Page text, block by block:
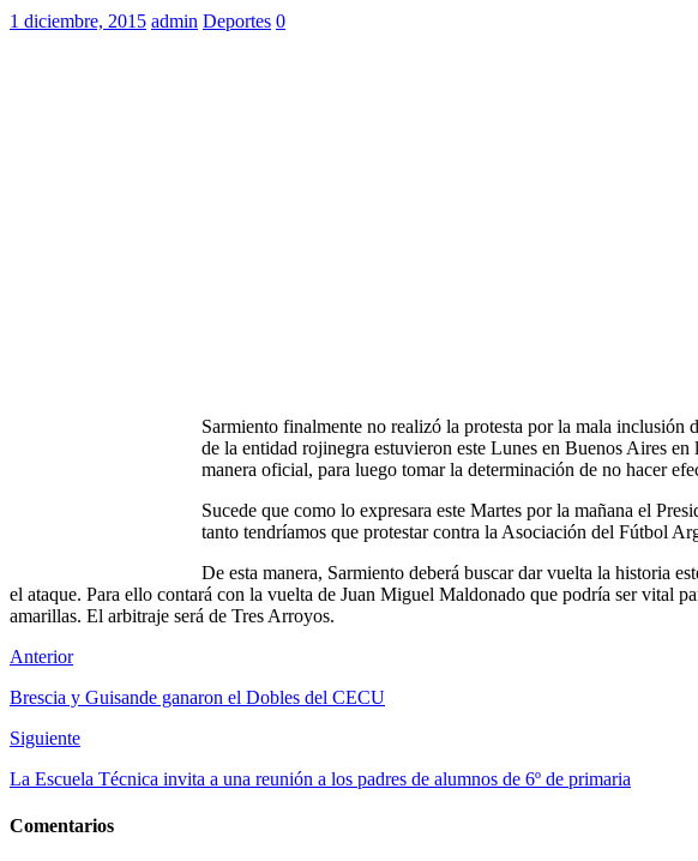
1 diciembre, 2015 admin Deportes 0
Sarmiento finalmente no realizó la protesta por la mala
de la entidad rojinegra estuvieron este Lunes en Buenos Aires
manera oficial, para luego tomar la determinación de no hacer
Sucede que como lo expresara este Martes por la mañana el
tanto tendríamos que protestar contra la Asociación del Fútbol
De esta manera, Sarmiento deberá buscar dar vuelta la historia
el ataque. Para ello contará con la vuelta de Juan Miguel Maldonado que podría ser vital
amarillas. El arbitraje será de Tres Arroyos.
Anterior
Brescia y Guisande ganaron el Dobles del CECU
Siguiente
La Escuela Técnica invita a una reunión a los padres de alumnos de 6º de primaria
Comentarios